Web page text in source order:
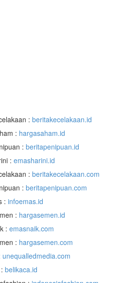
: beritakecelakaan.id
: hargasaham.id
: beritapenipuan.id
: emasharini.id
: beritakecelakaan.com
: beritapenipuan.com
: infoemas.id
: hargasemen.id
: emasnaik.com
: hargasemen.com
unequalledmedia.com
belikaca.id